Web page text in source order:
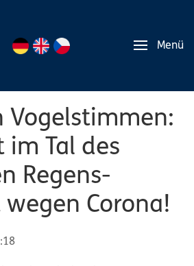
Menü
Vogelstimmen:
im Tal des
Regens-
Corona!